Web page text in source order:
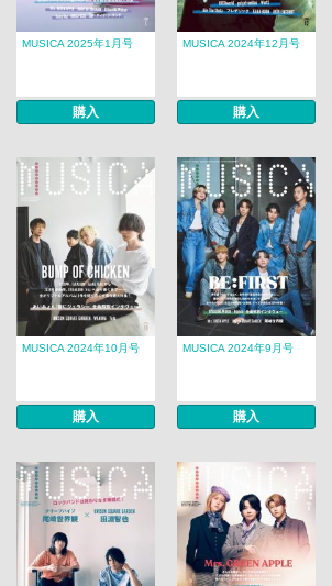
MUSICA 2025年1月号
購入
MUSICA 2024年12月号
購入
MUSICA 2024年10月号
購入
MUSICA 2024年9月号
購入